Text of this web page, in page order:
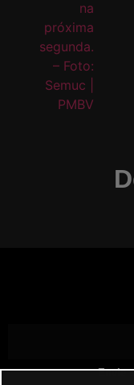
Envie